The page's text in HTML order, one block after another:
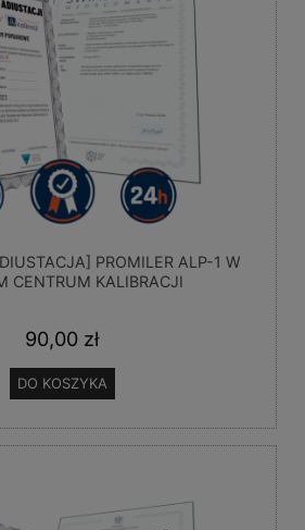
PROMILER ALP-1 W
CENTRUM KALIBRACJI
90,00 zł
DO KOSZYKA